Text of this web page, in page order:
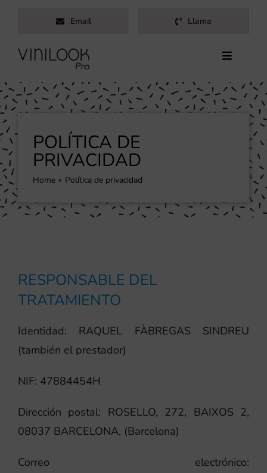
contenido
Email Llama
Toggle
Inicio
Servicios
Productos
Trabajos
Blog
Contacto
POLÍTICA DE
PRIVACIDAD
Home Política de privacidad
RESPONSABLE DEL
TRATAMIENTO
Identidad: RAQUEL FÀBREGAS SINDREU
(también el prestador)
NIF: 47884454H
Dirección postal: ROSELLO, 272, BAIXOS 2,
08037 BARCELONA, (Barcelona)
Correo electrónico: